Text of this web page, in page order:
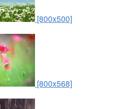
[800x500]
[800x568]